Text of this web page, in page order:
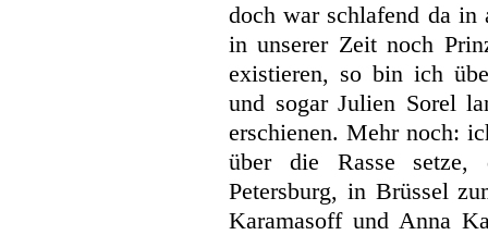
doch war schlafend da
in unserer Zeit noch
existieren, so bin ich
und sogar Julien Sorel
erschienen. Mehr noch:
über die Rasse
Petersburg, in Brüssel
Karamasoff und Anna